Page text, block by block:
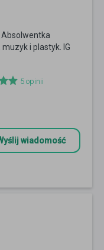
Absolwentka
i plastyk. IG
5 opinii
wiadomość